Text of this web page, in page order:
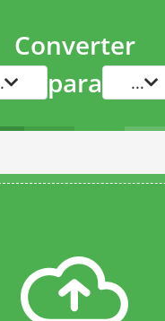
Converter
para ...